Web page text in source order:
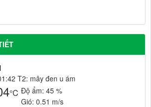
T2: mây đen u ám
°C Độ ẩm: 45 %
Gió: 0.51 m/s